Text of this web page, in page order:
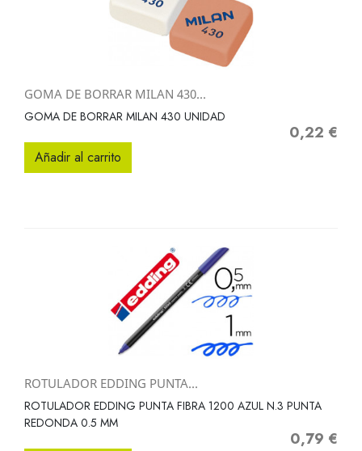
GOMA DE BORRAR MILAN 430...
GOMA DE BORRAR MILAN 430 UNIDAD
Precio
0,22 €
Añadir al carrito
ROTULADOR EDDING PUNTA...
ROTULADOR EDDING PUNTA FIBRA 1200 AZUL N.3 PUNTA
REDONDA 0.5 MM
Precio
0,79 €